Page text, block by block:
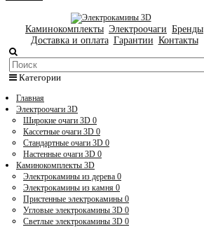
Каминокомплекты Электроочаги Бренды
Доставка и оплата Гарантии Контакты
Категории
Главная
Электроочаги 3D
Широкие очаги 3D 0
Кассетные очаги 3D 0
Стандартные очаги 3D 0
Настенные очаги 3D 0
Каминокомплекты 3D
Электрокамины из дерева 0
Электрокамины из камня 0
Пристенные электрокамины 0
Угловые электрокамины 3D 0
Светлые электрокамины 3D 0